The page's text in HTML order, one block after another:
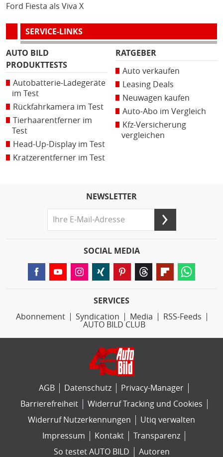
Ford Fiesta als Viva X
SERVICE-LINKS
AUTO BILD
PRODUKTTESTS
Autobatterie-Ladegeräte
im Test
Rückfahrkamera im Test
Tierhaarentferner im
Test
Head-Up-Display im Test
Kratzerentferner im Test
RATGEBER
Auto verkaufen
Leasing Deals
Neuwagen kaufen
Auto-Abo im Vergleich
Kfz-Versicherung
vergleichen
NEWSLETTER
SOCIAL MEDIA
SERVICES
Abonnement
Syndication Media
RSS-Feeds
AUTO BILD CLUB
AGB Datenschutz
Privacy-Manager
Barrierefreiheit
Widerruf Tracking und Cookies
Widerruf Nutzerkennungen
Utiq verwalten
Impressum
Kontakt
Transparenz
So testet AUTO BILD
Autoren